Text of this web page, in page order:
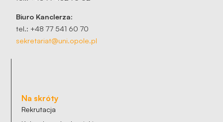
Biuro Kanclerza:
tel.: +48 77 541 60 70
sekretariat@uni.opole.pl
Na skróty
Rekrutacja